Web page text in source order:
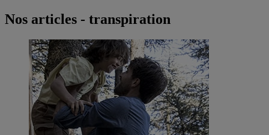
Nos articles - transpiration